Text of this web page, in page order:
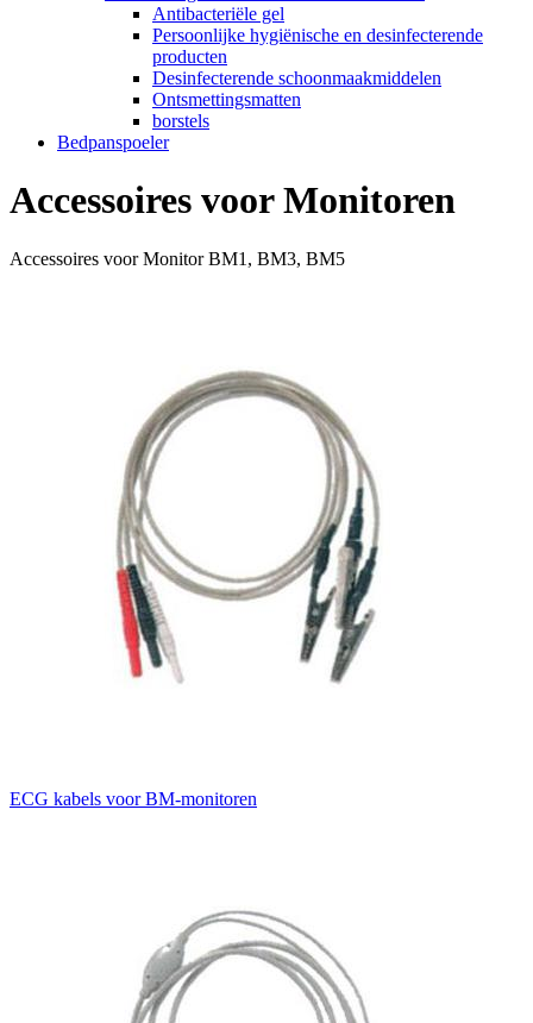
Antibacteriële gel
Persoonlijke hygiënische en desinfecterende
producten
Desinfecterende schoonmaakmiddelen
Ontsmettingsmatten
borstels
Bedpanspoeler
Accessoires voor Monitoren
Accessoires voor Monitor BM1, BM3, BM5
ECG kabels voor BM-monitoren